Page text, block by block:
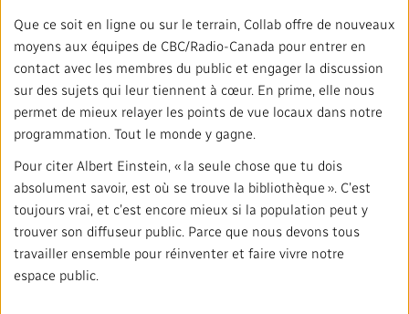
Que ce soit en ligne ou sur le terrain, Collab offre de nouveaux
moyens aux équipes de CBC/Radio-Canada pour entrer en
contact avec les membres du public et engager la discussion
sur des sujets qui leur tiennent à cœur. En prime, elle nous
permet de mieux relayer les points de vue locaux dans notre
programmation. Tout le monde y gagne.
Pour citer Albert Einstein, « la seule chose que tu dois
absolument savoir, est où se trouve la bibliothèque ». C’est
toujours vrai, et c’est encore mieux si la population peut y
trouver son diffuseur public. Parce que nous devons tous
travailler ensemble pour réinventer et faire vivre notre
espace public.